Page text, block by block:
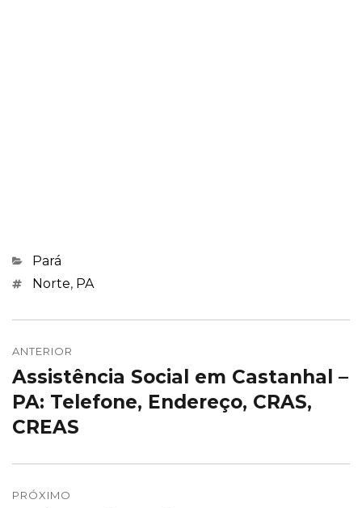
Categorias
Pará
Marcações
Norte, PA
de
Post
ANTERIOR
Post
anterior:
Assistência Social em Castanhal –
PA: Telefone, Endereço, CRAS,
CREAS
PRÓXIMO